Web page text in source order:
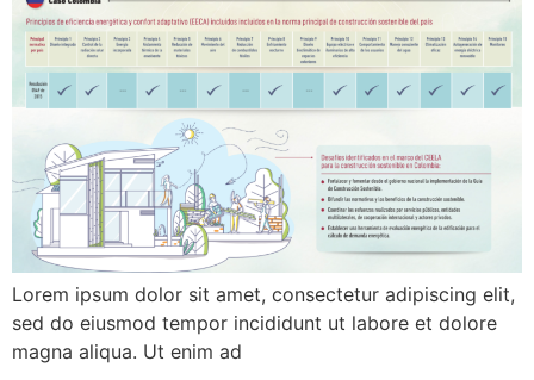
Lorem ipsum dolor sit amet, consectetur adipiscing elit,
sed do eiusmod tempor incididunt ut labore et dolore
magna aliqua. Ut enim ad